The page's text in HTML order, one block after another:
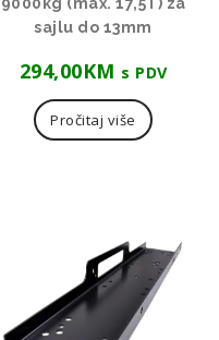
sajlu do 13mm
294,00KM s PDV
Pročitaj više